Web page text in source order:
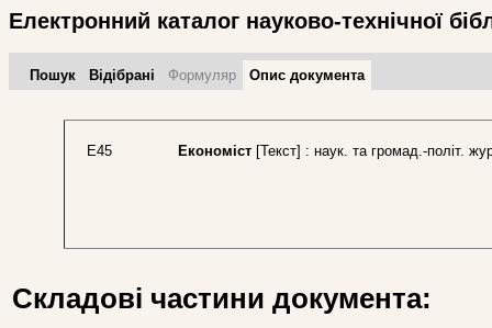
Електронний каталог науково-технічної
Пошук Відібрані Формуляр Опис документа
Е45 Економіст [Текст] : наук. та громад.-політ.
Складові частини документа: